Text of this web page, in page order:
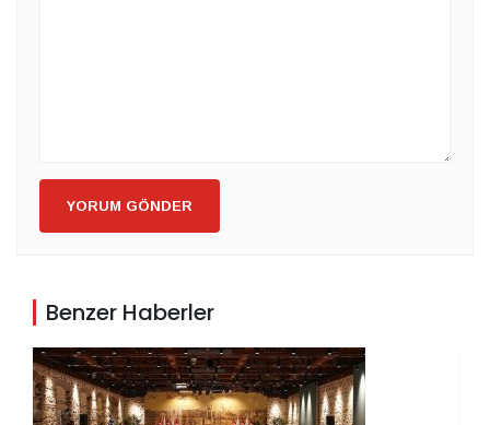
YORUM GÖNDER
Benzer Haberler